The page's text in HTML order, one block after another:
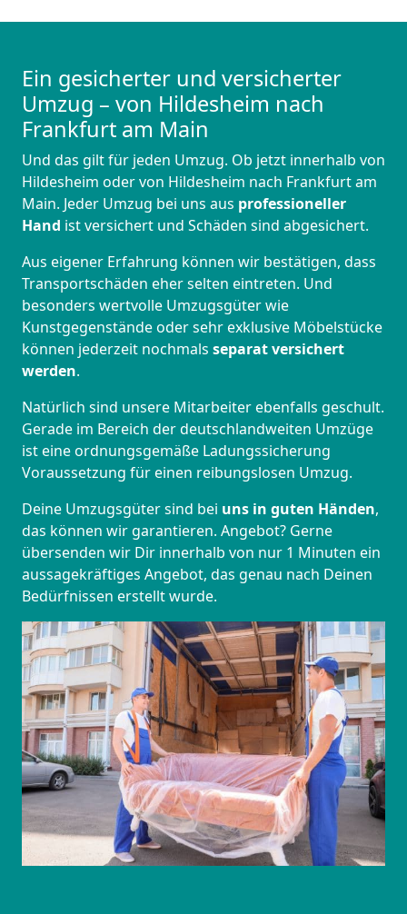
Ein gesicherter und versicherter
Umzug – von Hildesheim nach
Frankfurt am Main
Und das gilt für jeden Umzug. Ob jetzt innerhalb von
Hildesheim oder von Hildesheim nach Frankfurt am
Main. Jeder Umzug bei uns aus professioneller
Hand ist versichert und Schäden sind abgesichert.
Aus eigener Erfahrung können wir bestätigen, dass
Transportschäden eher selten eintreten. Und
besonders wertvolle Umzugsgüter wie
Kunstgegenstände oder sehr exklusive Möbelstücke
können jederzeit nochmals separat versichert
werden.
Natürlich sind unsere Mitarbeiter ebenfalls geschult.
Gerade im Bereich der deutschlandweiten Umzüge
ist eine ordnungsgemäße Ladungssicherung
Voraussetzung für einen reibungslosen Umzug.
Deine Umzugsgüter sind bei uns in guten Händen,
das können wir garantieren. Angebot? Gerne
übersenden wir Dir innerhalb von nur 1 Minuten ein
aussagekräftiges Angebot, das genau nach Deinen
Bedürfnissen erstellt wurde.